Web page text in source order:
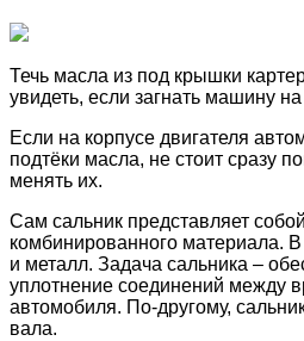
Течь масла из под крышки
увидеть, если загнать машину
Если на корпусе двигателя
подтёки масла, не стоит сразу
менять их.
Сам сальник представляет
комбинированного материала.
и металл. Задача сальника –
уплотнение соединений между
автомобиля. По-другому,
вала.